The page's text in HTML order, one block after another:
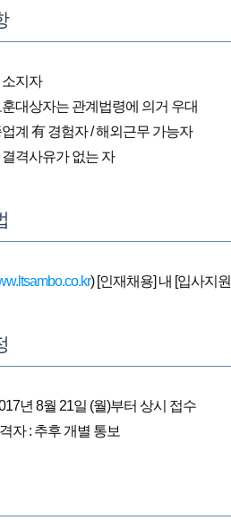
지자
대상자는 관계법령에 의거 우대
계 有 경험자 / 해외근무 가능자
격사유가 없는 자
) [인재채용] 내 [입사지
년 8월 21일 (월)부터 상시 접수
자 : 추후 개별 통보